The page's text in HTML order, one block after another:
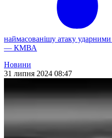
наймасованішу атаку
— КМВА
Новини
31 липня 2024 08:47